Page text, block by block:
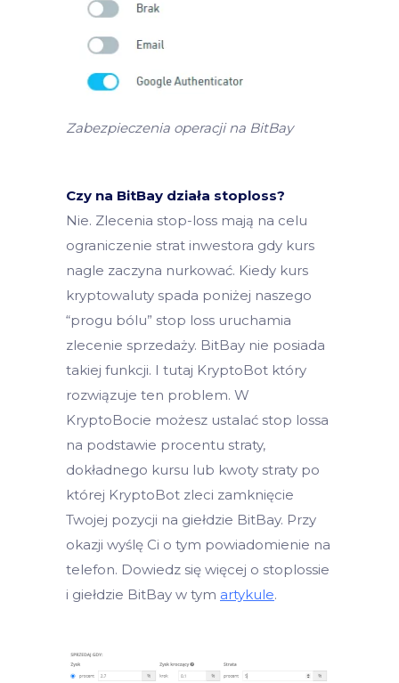
Zabezpieczenia operacji na BitBay
Czy na BitBay działa stoploss?
Nie. Zlecenia stop-loss mają na celu
ograniczenie strat inwestora gdy kurs
nagle zaczyna nurkować. Kiedy kurs
kryptowaluty spada poniżej naszego
“progu bólu” stop loss uruchamia
zlecenie sprzedaży. BitBay nie posiada
takiej funkcji. I tutaj KryptoBot który
rozwiązuje ten problem. W
KryptoBocie możesz ustalać stop lossa
na podstawie procentu straty,
dokładnego kursu lub kwoty straty po
której KryptoBot zleci zamknięcie
Twojej pozycji na giełdzie BitBay. Przy
okazji wyślę Ci o tym powiadomienie na
telefon. Dowiedz się więcej o stoplossie
i giełdzie BitBay w tym artykule.